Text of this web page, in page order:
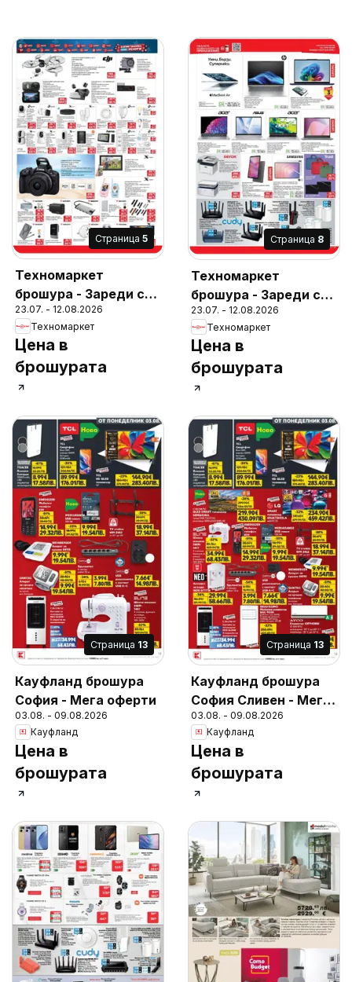
Cтраница 5
Техномаркет
брошура - Зареди с
емоции
23.07. - 12.08.2026
Техномаркет
Цена в
брошурата
Cтраница 8
Техномаркет
брошура - Зареди с
емоции
23.07. - 12.08.2026
Техномаркет
Цена в
брошурата
Cтраница 13
Кауфланд брошура
София - Мега оферти
03.08. - 09.08.2026
Кауфланд
Цена в
брошурата
Cтраница 13
Кауфланд брошура
София Сливен - Мега
оферти
03.08. - 09.08.2026
Кауфланд
Цена в
брошурата